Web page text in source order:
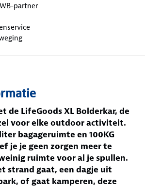
partner
de LifeGoods XL Bolderkar, de
voor elke outdoor activiteit.
bagageruimte en 100KG
je je geen zorgen meer te
ruimte voor al je spullen.
strand gaat, een dagje uit
of gaat kamperen, deze